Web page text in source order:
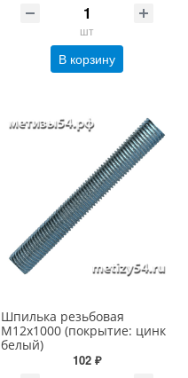
шт
В корзину
Шпилька резьбовая
М12х1000 (покрытие: цинк
белый)
102 ₽